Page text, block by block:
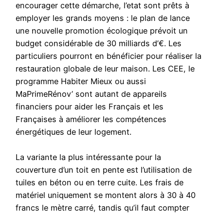
encourager cette démarche, l’etat sont prêts à
employer les grands moyens : le plan de lance
une nouvelle promotion écologique prévoit un
budget considérable de 30 milliards d’€. Les
particuliers pourront en bénéficier pour réaliser la
restauration globale de leur maison. Les CEE, le
programme Habiter Mieux ou aussi
MaPrimeRénov’ sont autant de appareils
financiers pour aider les Français et les
Françaises à améliorer les compétences
énergétiques de leur logement.
La variante la plus intéressante pour la
couverture d’un toit en pente est l’utilisation de
tuiles en béton ou en terre cuite. Les frais de
matériel uniquement se montent alors à 30 à 40
francs le mètre carré, tandis qu’il faut compter